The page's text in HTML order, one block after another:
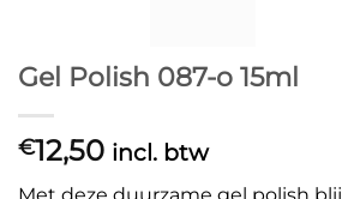
Gel Polish 087-o 15ml
€12,50 incl. btw